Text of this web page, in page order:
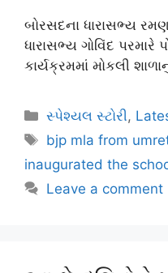
બોરસદના ધારાસભ્ય
ધારાસભ્ય ગોવિંદ પરમારે
કાર્યક્રમમાં મોકલી
સ્પેશ્યલ સ્ટોરી,
bjp mla from
inaugurated the
Leave a comment